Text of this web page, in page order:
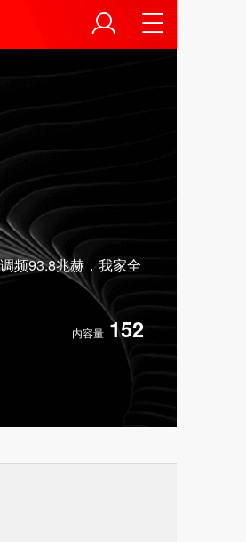
频93.8兆赫，我家全
内容量 152